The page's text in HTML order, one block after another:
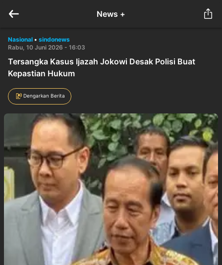
News +
Nasional • sindonews
Rabu, 10 Juni 2026 - 16:03
Tersangka Kasus Ijazah Jokowi Desak Polisi Buat
Kepastian Hukum
Dengarkan Berita